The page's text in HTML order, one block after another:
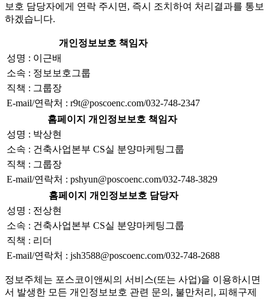
보호 담당자에게 연락 주시면, 즉시 조치하여 처리결과를 통보
하겠습니다.
개인정보보호 책임자
성명 : 이근배
소속 : 정보보호그룹
직책 : 그룹장
E-mail/연락처 : r9t@poscoenc.com/032-748-2347
홈페이지 개인정보보호 책임자
성명 : 박상현
소속 : 건축사업본부 CS실 분양마케팅그룹
직책 : 그룹장
E-mail/연락처 : pshyun@poscoenc.com/032-748-3829
홈페이지 개인정보보호 담당자
성명 : 전상현
소속 : 건축사업본부 CS실 분양마케팅그룹
직책 : 리더
E-mail/연락처 : jsh3588@poscoenc.com/032-748-2688
정보주체는 포스코이앤씨의 서비스(또는 사업)을 이용하시면
서 발생한 모든 개인정보보호 관련 문의, 불만처리, 피해구제